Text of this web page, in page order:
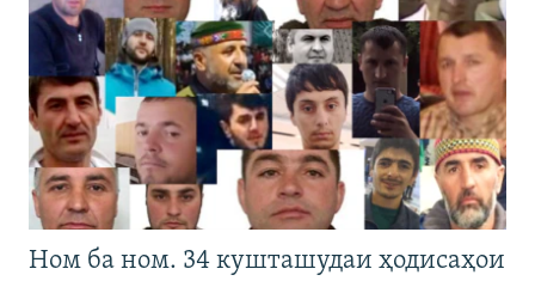
Ном ба ном. 34 кушташудаи ҳодисаҳои